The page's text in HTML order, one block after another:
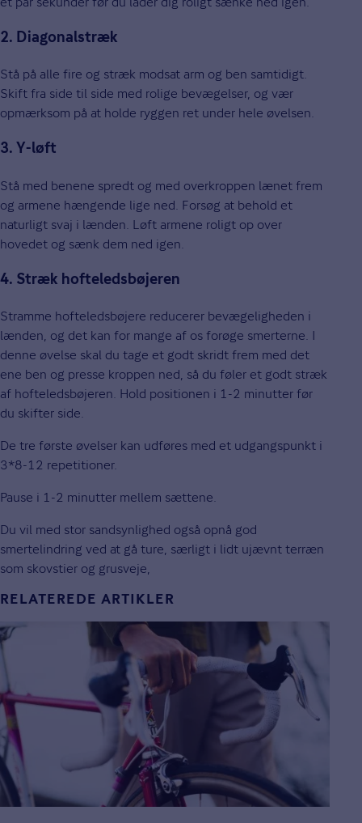
2. Diagonalstræk
Stå på alle fire og stræk modsat arm og ben samtidigt.
Skift fra side til side med rolige bevægelser, og vær
opmærksom på at holde ryggen ret under hele øvelsen.
3. Y-løft
Stå med benene spredt og med overkroppen lænet frem
og armene hængende lige ned. Forsøg at behold et
naturligt svaj i lænden. Løft armene roligt op over
hovedet og sænk dem ned igen.
4. Stræk hofteledsbøjeren
Stramme hofteledsbøjere reducerer bevægeligheden i
lænden, og det kan for mange af os forøge smerterne. I
denne øvelse skal du tage et godt skridt frem med det
ene ben og presse kroppen ned, så du føler et godt stræk
af hofteledsbøjeren. Hold positionen i 1-2 minutter før
du skifter side.
De tre første øvelser kan udføres med et udgangspunkt i
3*8-12 repetitioner.
Pause i 1-2 minutter mellem sættene.
Du vil med stor sandsynlighed også opnå god
smertelindring ved at gå ture, særligt i lidt ujævnt terræn
som skovstier og grusveje,
RELATEREDE ARTIKLER